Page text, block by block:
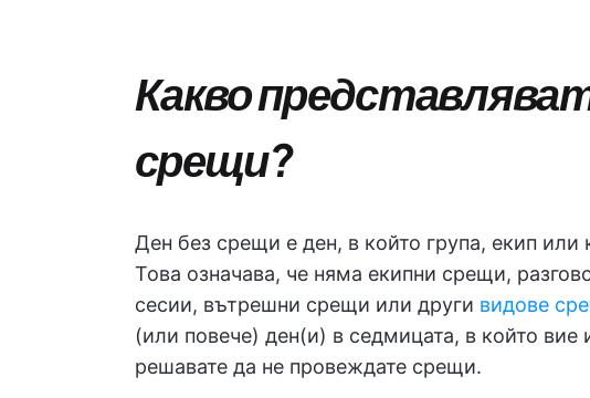
Какво
срещи?
Ден без срещи е ден, в който група, екип
Това означава, че няма екипни срещи,
сесии, вътрешни срещи или други видове
(или повече) ден(и) в седмицата, в който вие
решавате да не провеждате срещи.